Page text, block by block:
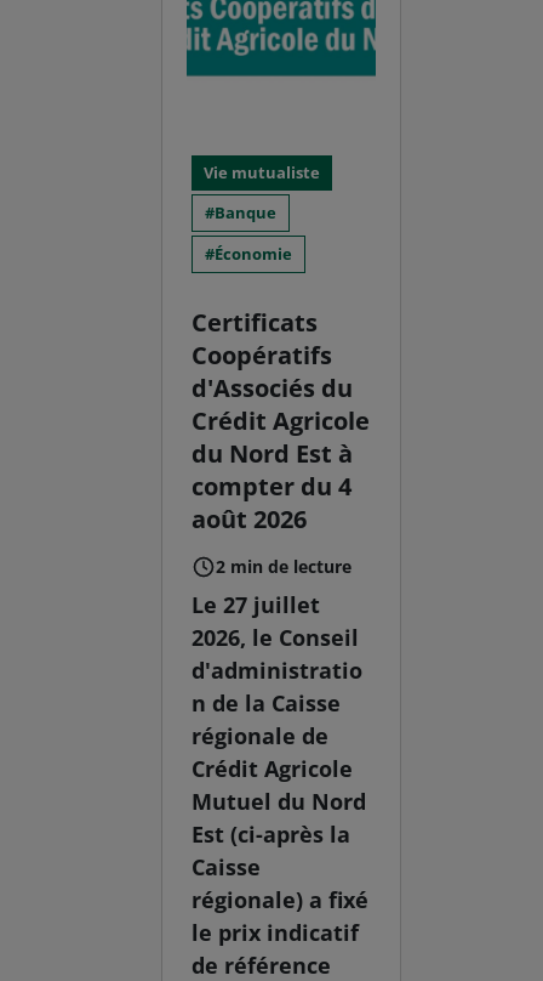
Vie mutualiste
Banque
Économie
Certificats
Coopératifs
d'Associés du
Crédit Agricole
du Nord Est à
compter du 4
août 2026
2 min de lecture
Le 27 juillet
2026, le Conseil
d'administratio
n de la Caisse
régionale de
Crédit Agricole
Mutuel du Nord
Est (ci-après la
Caisse
régionale) a fixé
le prix indicatif
de référence